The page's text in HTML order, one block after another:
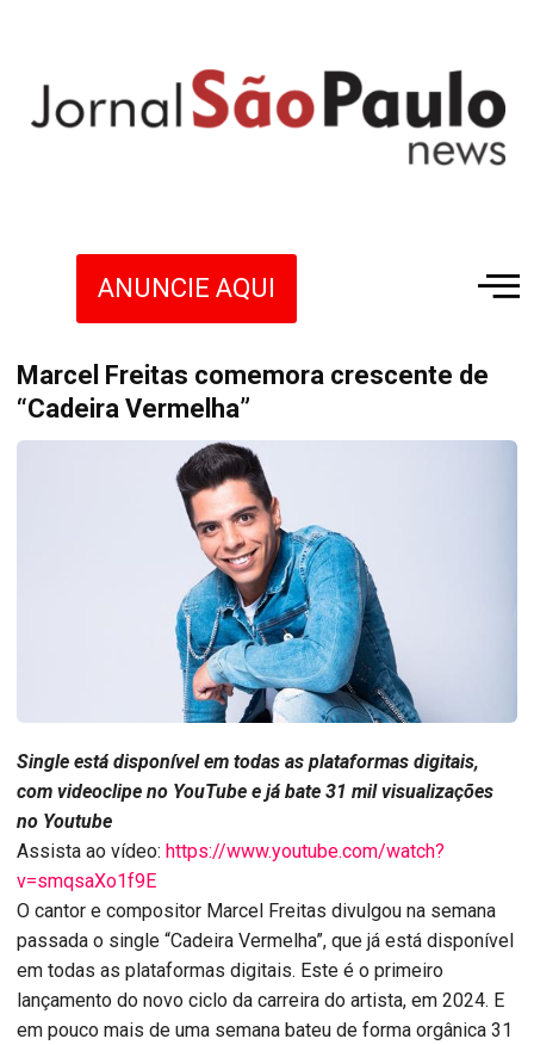
ANUNCIE AQUI
Marcel Freitas comemora crescente de
“Cadeira Vermelha”
Single está disponível em todas as plataformas digitais,
com videoclipe no YouTube e já bate 31 mil visualizações
no Youtube
Assista ao vídeo: https://www.youtube.com/watch?
v=smqsaXo1f9E
O cantor e compositor Marcel Freitas divulgou na semana
passada o single “Cadeira Vermelha”, que já está disponível
em todas as plataformas digitais. Este é o primeiro
lançamento do novo ciclo da carreira do artista, em 2024. E
em pouco mais de uma semana bateu de forma orgânica 31